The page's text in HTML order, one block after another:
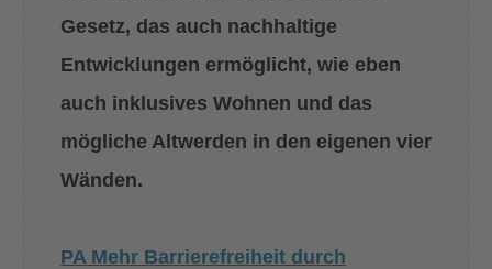
Gesetz, das auch nachhaltige
Entwicklungen ermöglicht, wie eben
auch inklusives Wohnen und das
mögliche Altwerden in den eigenen vier
Wänden.
PA Mehr Barrierefreiheit durch